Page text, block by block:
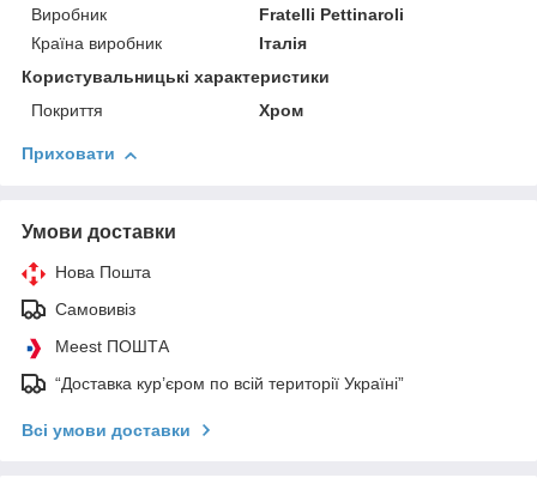
Виробник
Fratelli Pettinaroli
Країна виробник
Італія
Користувальницькі характеристики
Покриття
Хром
Приховати
Умови доставки
Нова Пошта
Самовивіз
Meest ПОШТА
“Доставка кур’єром по всій території Україні”
Всі умови доставки